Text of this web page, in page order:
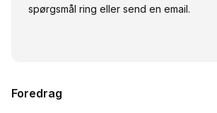
spørgsmål ring eller send en email.
Foredrag